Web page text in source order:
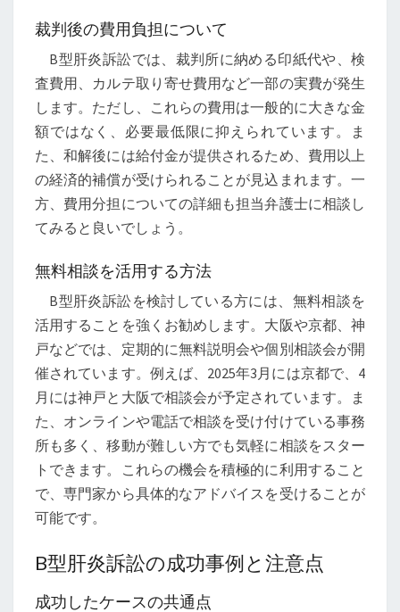
裁判後の費用負担について
B型肝炎訴訟では、裁判所に納める印紙代や、検
査費用、カルテ取り寄せ費用など一部の実費が発生
します。ただし、これらの費用は一般的に大きな金
額ではなく、必要最低限に抑えられています。ま
た、和解後には給付金が提供されるため、費用以上
の経済的補償が受けられることが見込まれます。一
方、費用分担についての詳細も担当弁護士に相談し
てみると良いでしょう。
無料相談を活用する方法
B型肝炎訴訟を検討している方には、無料相談を
活用することを強くお勧めします。大阪や京都、神
戸などでは、定期的に無料説明会や個別相談会が開
催されています。例えば、2025年3月には京都で、4
月には神戸と大阪で相談会が予定されています。ま
た、オンラインや電話で相談を受け付けている事務
所も多く、移動が難しい方でも気軽に相談をスター
トできます。これらの機会を積極的に利用すること
で、専門家から具体的なアドバイスを受けることが
可能です。
B型肝炎訴訟の成功事例と注意点
成功したケースの共通点